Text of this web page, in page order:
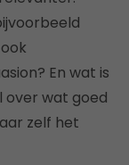
En wat is
over wat goed
zelf het